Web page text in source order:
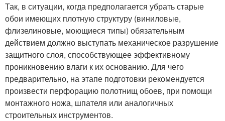
Так, в ситуации, когда предполагается убрать старые
обои имеющих плотную структуру (виниловые,
флизелиновые, моющиеся типы) обязательным
действием должно выступать механическое разрушение
защитного слоя, способствующее эффективному
проникновению влаги к их основанию. Для чего
предварительно, на этапе подготовки рекомендуется
произвести перфорацию полотнищ обоев, при помощи
монтажного ножа, шпателя или аналогичных
строительных инструментов.